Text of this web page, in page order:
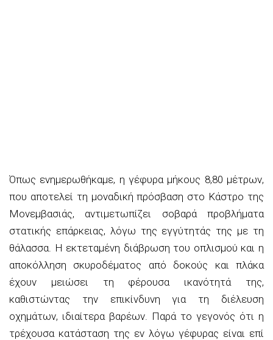
Όπως ενημερωθήκαμε, η γέφυρα μήκους 8,80 μέτρων,
που αποτελεί τη μοναδική πρόσβαση στο Κάστρο της
Μονεμβασιάς, αντιμετωπίζει σοβαρά προβλήματα
στατικής επάρκειας, λόγω της εγγύτητάς της με τη
θάλασσα. Η εκτεταμένη διάβρωση του οπλισμού και η
αποκόλληση σκυροδέματος από δοκούς και πλάκα
έχουν μειώσει τη φέρουσα ικανότητά της,
καθιστώντας την επικίνδυνη για τη διέλευση
οχημάτων, ιδιαίτερα βαρέων. Παρά το γεγονός ότι η
τρέχουσα κατάσταση της εν λόγω γέφυρας είναι επί